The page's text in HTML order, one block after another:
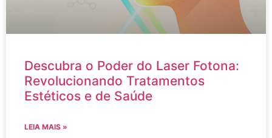
Descubra o Poder do Laser Fotona:
Revolucionando Tratamentos
Estéticos e de Saúde
LEIA MAIS »